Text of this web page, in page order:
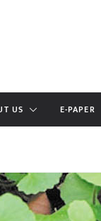
US E-PAPER